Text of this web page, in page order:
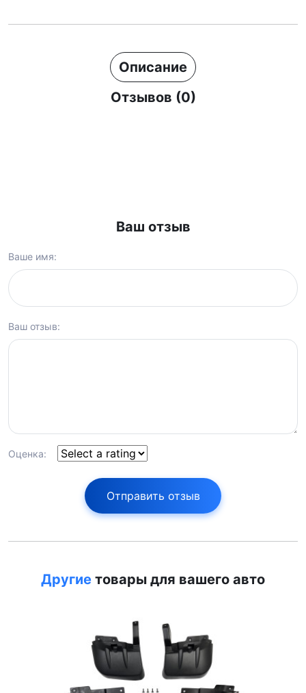
Описание
Отзывов (0)
Ваш отзыв
Ваше имя:
Ваш отзыв:
Оценка:
Отправить отзыв
Другие товары для вашего авто